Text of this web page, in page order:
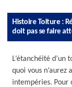
Histoire Toiture :
doit pas se faire
L’étanchéité d’un
quoi vous n’aurez
intempéries. Pour